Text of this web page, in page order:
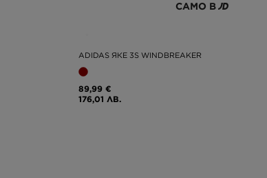
САМО В
ADIDAS ЯКЕ 3S WINDBREAKER
89,99 €
176,01 ЛВ.